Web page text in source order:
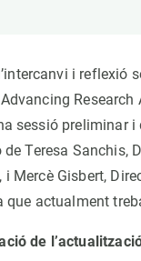
i reflexió
sessió
Teresa Sanchis,
Mercè Gisbert,
que actualment
de